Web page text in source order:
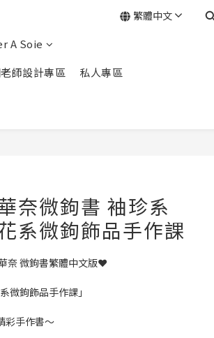
A Soie
師設計專區
私人專區
繁體中文
奈微鉤書 袖珍系
系微鉤飾品手作課
奈 微鉤書繁體中文版❤️
微鉤飾品手作課」
彩手作書～